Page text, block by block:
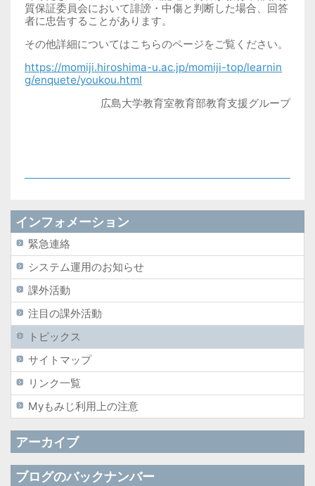
質保証委員会において誹謗・中傷と判断した場合、回答
者に忠告することがあります。
その他詳細についてはこちらのページをご覧ください。
https://momiji.hiroshima-u.ac.jp/momiji-top/learnin
g/enquete/youkou.html
広島大学教育室教育部教育支援グループ
インフォメーション
緊急連絡
システム運用のお知らせ
課外活動
注目の課外活動
トピックス
サイトマップ
リンク一覧
Myもみじ利用上の注意
アーカイブ
ブログのバックナンバー